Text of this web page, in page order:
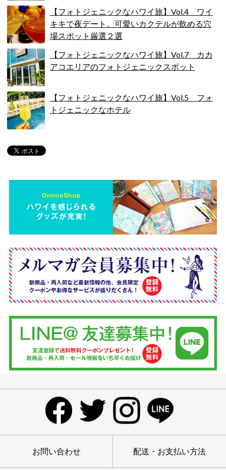
【フォトジェニックなハワイ旅】Vol.4 ワイ
キキで夜デート。可愛いカクテルが飲める穴
場スポット厳選２選
【フォトジェニックなハワイ旅】Vol.7 カカ
アコエリアのフォトジェニックスポット
【フォトジェニックなハワイ旅】Vol.5 フォ
トジェニックなホテル
お問い合わせ 配送・お支払い方法